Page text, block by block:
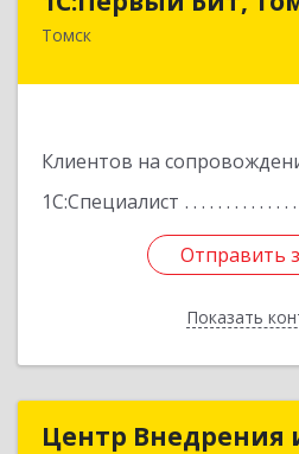
Томск
Клиентов на
1С:Специалист
Отправить
Показать
634041, Томская обл,
Отправить
Назад
Центр Внедрения